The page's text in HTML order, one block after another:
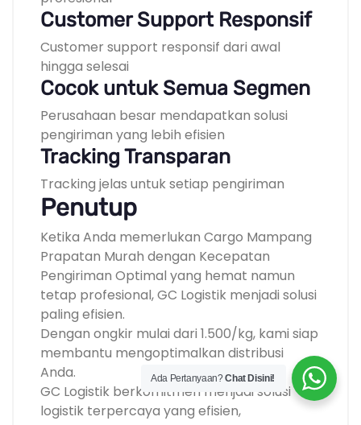
Customer Support Responsif
Customer support responsif dari awal
hingga selesai
Cocok untuk Semua Segmen
Perusahaan besar mendapatkan solusi
pengiriman yang lebih efisien
Tracking Transparan
Tracking jelas untuk setiap pengiriman
Penutup
Ketika Anda memerlukan Cargo Mampang
Prapatan Murah dengan Kecepatan
Pengiriman Optimal yang hemat namun
tetap profesional, GC Logistik menjadi solusi
paling efisien.
Dengan ongkir mulai dari 1.500/kg, kami siap
membantu mengoptimalkan distribusi
Anda.
GC Logistik berkomitmen menjadi solusi
logistik terpercaya yang efisien,
Ada Pertanyaan?Chat Disini!